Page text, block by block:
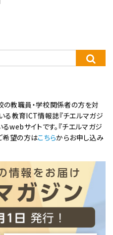
の教職員・学校関係者の方を対
る教育ICT情報誌『チエルマガジ
webサイトです。『チエルマガジ
希望の方はこちらからお申し込み